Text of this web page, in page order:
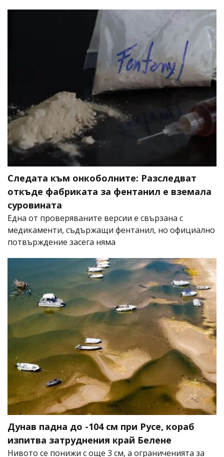
Следата към онкоболните: Разследват
откъде фабриката за фентанил е вземала
суровината
Една от проверяваните версии е свързана с
медикаменти, съдържащи фентанил, но официално
потвърждение засега няма
Дунав падна до -104 см при Русе, кораб
изпитва затруднения край Белене
Нивото се понижи с още 3 см, а ограниченията за